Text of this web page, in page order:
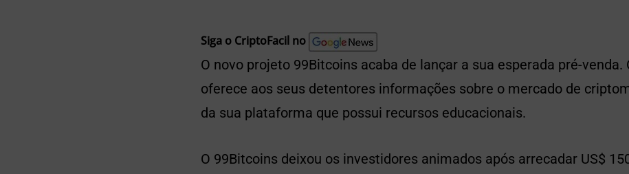
Siga o CriptoFacil no
O novo projeto 99Bitcoins acaba de lançar a sua esperada pré-venda.
oferece aos seus detentores informações sobre o mercado de
da sua plataforma que possui recursos educacionais.
O 99Bitcoins deixou os investidores animados após arrecadar US$